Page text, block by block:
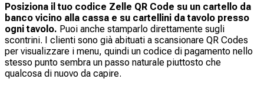
Posiziona il tuo codice Zelle QR Code su un cartello da
banco vicino alla cassa e su cartellini da tavolo presso
ogni tavolo. Puoi anche stamparlo direttamente sugli
scontrini. I clienti sono già abituati a scansionare QR Codes
per visualizzare i menu, quindi un codice di pagamento nello
stesso punto sembra un passo naturale piuttosto che
qualcosa di nuovo da capire.